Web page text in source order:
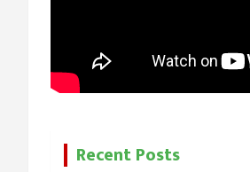
Recent Posts